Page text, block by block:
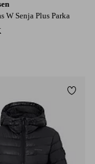
W Senja Plus Parka